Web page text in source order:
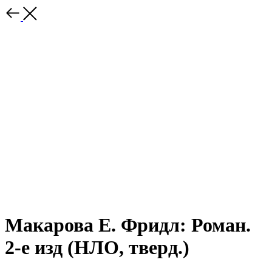
Макарова Е. Фридл: Роман.
2-е изд (НЛО, тверд.)